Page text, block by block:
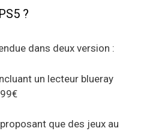
?
dans deux version :
un lecteur blueray
que des jeux au